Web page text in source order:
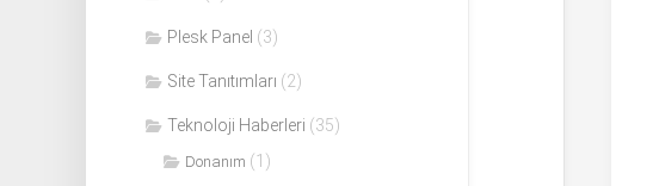
Plesk Panel (3)
Site Tanıtımları (2)
Teknoloji Haberleri (35)
Donanım (1)